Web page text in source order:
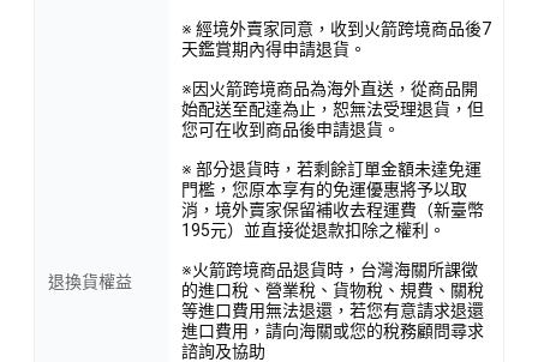
退換貨權益
※ 經境外賣家同意，收到火箭跨境商品後7
天鑑賞期內得申請退貨。
※因火箭跨境商品為海外直送，從商品開
始配送至配達為止，恕無法受理退貨，但
您可在收到商品後申請退貨。
※ 部分退貨時，若剩餘訂單金額未達免運
門檻，您原本享有的免運優惠將予以取
消，境外賣家保留補收去程運費（新臺幣
195元）並直接從退款扣除之權利。
※火箭跨境商品退貨時，台灣海關所課徵
的進口稅、營業稅、貨物稅、規費、關稅
等進口費用無法退還，若您有意請求退還
進口費用，請向海關或您的稅務顧問尋求
諮詢及協助